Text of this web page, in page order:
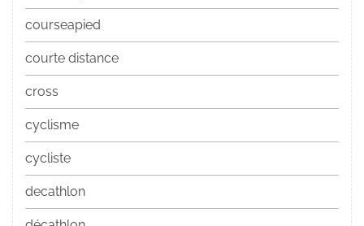
courseapied
courte distance
cross
cyclisme
cycliste
decathlon